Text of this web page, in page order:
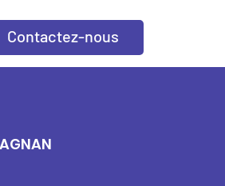
Contactez-nous